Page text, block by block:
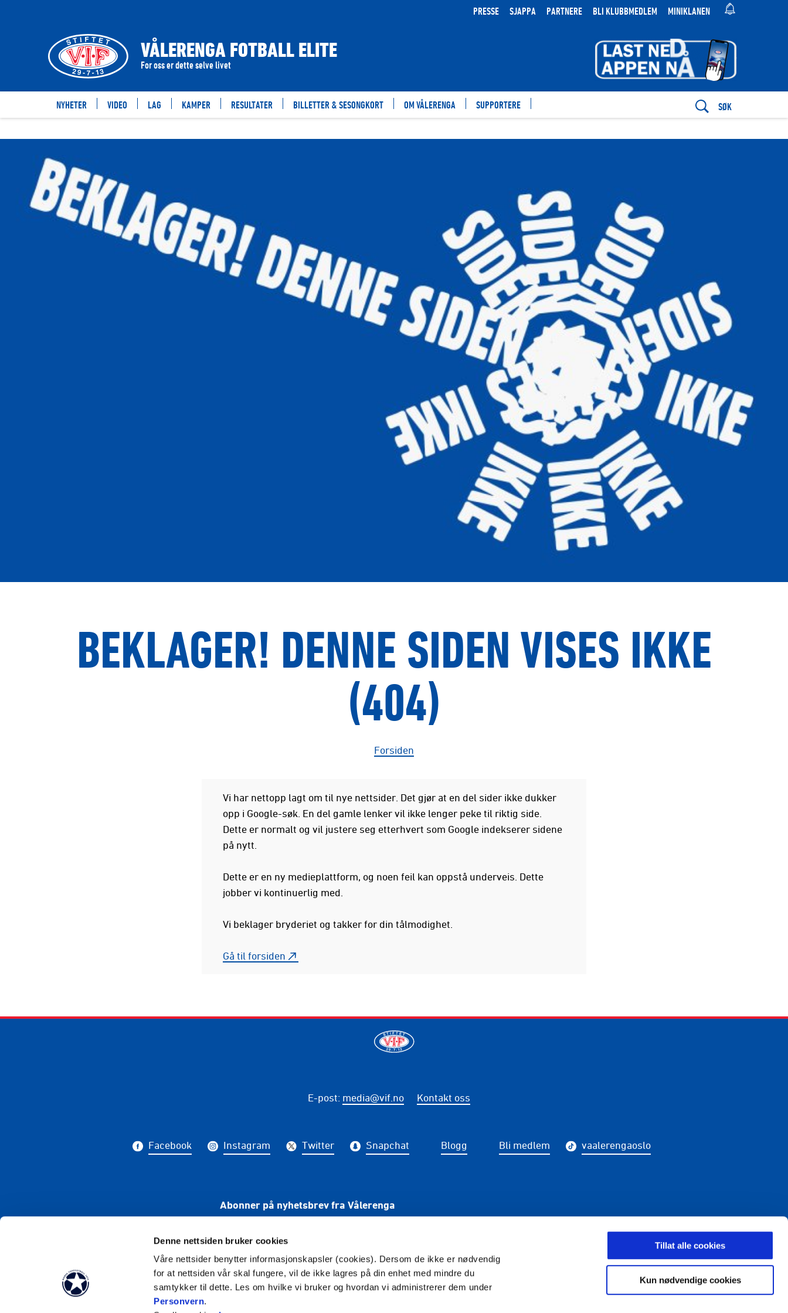
Denne nettsiden bruker cookies
Våre nettsider benytter informasjonskapsler (cookies). Dersom de ikke er nødvendig
for at nettsiden vår skal fungere, vil de ikke lagres på din enhet med mindre du
samtykker til dette. Les om hvilke vi bruker og hvordan vi administrerer dem under
Personvern.
Tillat alle cookies
Kun nødvendige cookies
PRESSE SJAPPA PARTNERE BLI KLUBBMEDLEM MINIKLANEN
VÅLERENGA FOTBALL ELITE
For oss er dette selve livet
NYHETER VIDEO LAG KAMPER RESULTATER BILLETTER & SESONGKORT OM VÅLERENGA SUPPORTERE SØK
BEKLAGER! DENNE SIDEN VISES IKKE
(404)
Forsiden
Vi har nettopp lagt om til nye nettsider. Det gjør at en del sider ikke dukker
opp i Google-søk. En del gamle lenker vil ikke lenger peke til riktig side.
Dette er normalt og vil justere seg etterhvert som Google indekserer sidene
på nytt.
Dette er en ny medieplattform, og noen feil kan oppstå underveis. Dette
jobber vi kontinuerlig med.
Vi beklager bryderiet og takker for din tålmodighet.
Gå til forsiden
E-post: media@vif.no Kontakt oss
Facebook Instagram Twitter Snapchat Blogg Bli medlem vaalerengaoslo
Abonner på nyhetsbrev fra Vålerenga